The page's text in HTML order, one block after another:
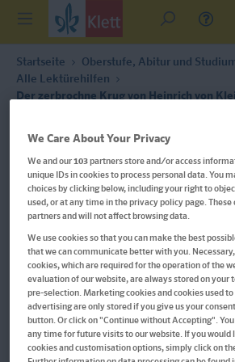
Startseite
Oberstufe, Abitur und
Alle Lektürehilfen
Der zerbrochne Krug von Heinrich von
We Care About Your Privacy
We and our103partners store and/or access
unique IDs in cookies to process personal data. You
choices by clicking below, including your right to
used, or at any time in the privacy policy page.
partners and will not affect browsing data.
We use cookies so that you can make the best
that we can communicate better with you.
cookies, which are required for the operation of the
evaluation of our website, are always stored on your
pre-selection. Marketing cookies and cookies used
advertising are only stored if you give us your
button. Or click on "Continue without Accepting".
any time for future visits to our website. If you
cookies and customisation options, simply click on